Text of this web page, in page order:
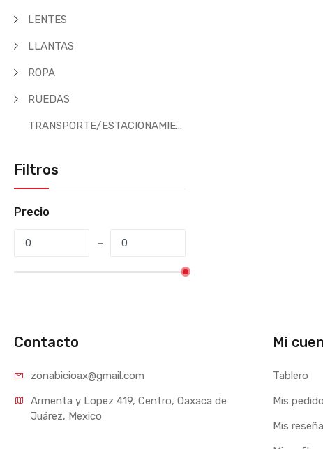
LENTES
LLANTAS
ROPA
RUEDAS
TRANSPORTE/ESTACIONAMIENTO
Filtros
Precio
Contacto
zonabicioax@gmail.com
Armenta y Lopez 419, Centro, Oaxaca de
Juárez, Mexico
Mi
Tablero
Mis
Mis